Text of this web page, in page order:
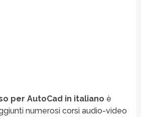
per AutoCad in italiano è
numerosi corsi audio-video